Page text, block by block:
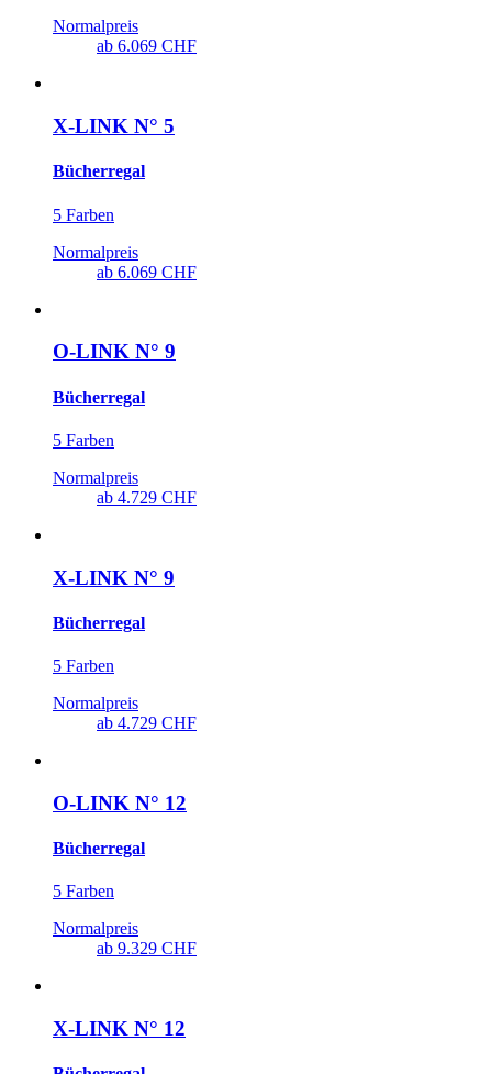
Normalpreis
ab 6.069 CHF
X-LINK N° 5
Bücherregal
5 Farben
Normalpreis
ab 6.069 CHF
O-LINK N° 9
Bücherregal
5 Farben
Normalpreis
ab 4.729 CHF
X-LINK N° 9
Bücherregal
5 Farben
Normalpreis
ab 4.729 CHF
O-LINK N° 12
Bücherregal
5 Farben
Normalpreis
ab 9.329 CHF
X-LINK N° 12